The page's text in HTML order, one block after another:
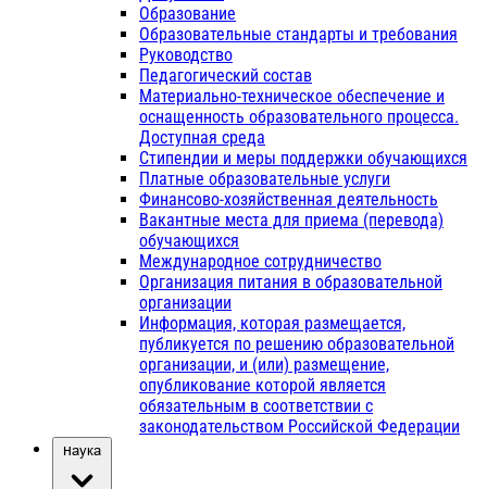
Образование
Образовательные стандарты и требования
Руководство
Педагогический состав
Материально-техническое обеспечение и
оснащенность образовательного процесса.
Доступная среда
Стипендии и меры поддержки обучающихся
Платные образовательные услуги
Финансово-хозяйственная деятельность
Вакантные места для приема (перевода)
обучающихся
Международное сотрудничество
Организация питания в образовательной
организации
Информация, которая размещается,
публикуется по решению образовательной
организации, и (или) размещение,
опубликование которой является
обязательным в соответствии с
законодательством Российской Федерации
Наука